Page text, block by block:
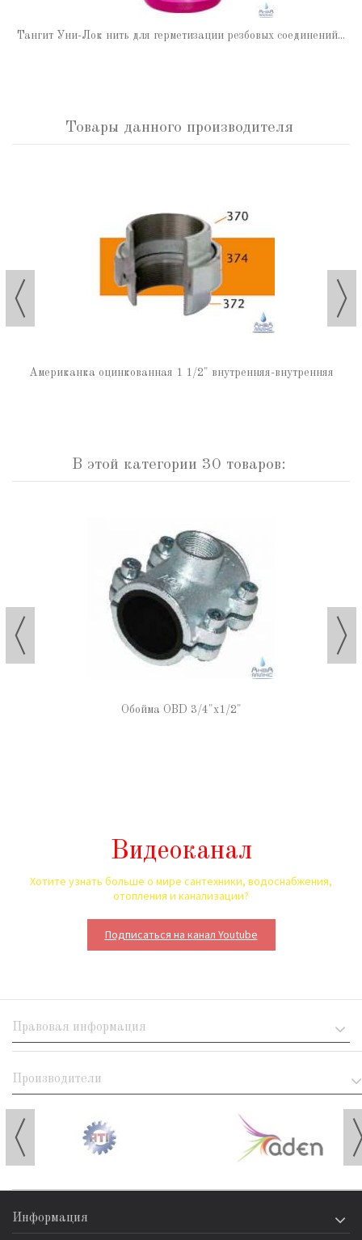
Тангит Уни-Лок нить для герметизации резбовых соединений...
Товары данного производителя
Американка оцинкованная 1 1/2" внутренняя-внутренняя
В этой категории 30 товаров:
Обойма OBD 3/4"х1/2"
Видеоканал
Хотите узнать больше о мире сантехники, водоснабжения,
отопления и канализации?
Подписаться на канал Youtube
Правовая информация
Производители
Информация